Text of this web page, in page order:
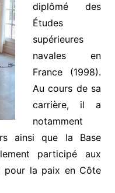
diplômé des
Études
supérieures
navales en
France (1998).
Au cours de sa
carrière, il a
notamment
ainsi que la Base
participé aux
pour la paix en Côte